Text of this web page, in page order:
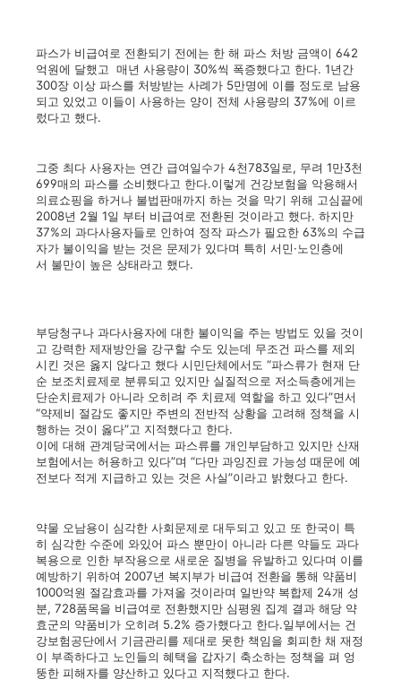
파스가 비급여로 전환되기 전에는 한 해 파스 처방 금액이 642
억원에 달했고 매년 사용량이 30%씩 폭증했다고 한다. 1년간
300장 이상 파스를 처방받는 사례가 5만명에 이를 정도로 남용
되고 있었고 이들이 사용하는 양이 전체 사용량의 37%에 이르
렀다고 했다.
그중 최다 사용자는 연간 급여일수가 4천783일로, 무려 1만3천
699매의 파스를 소비했다고 한다.이렇게 건강보험을 악용해서
의료쇼핑을 하거나 불법판매까지 하는 것을 막기 위해 고심끝에
2008년 2월 1일 부터 비급여로 전환된 것이라고 했다. 하지만
37%의 과다사용자들로 인하여 정작 파스가 필요한 63%의 수급
자가 불이익을 받는 것은 문제가 있다며 특히 서민·노인층에
서 불만이 높은 상태라고 했다.
부당청구나 과다사용자에 대한 불이익을 주는 방법도 있을 것이
고 강력한 제재방안을 강구할 수도 있는데 무조건 파스를 제외
시킨 것은 옳지 않다고 했다 시민단체에서도 “파스류가 현재 단
순 보조치료제로 분류되고 있지만 실질적으로 저소득층에게는
단순치료제가 아니라 오히려 주 치료제 역할을 하고 있다”면서
“약제비 절감도 좋지만 주변의 전반적 상황을 고려해 정책을 시
행하는 것이 옳다”고 지적했다고 한다.
이에 대해 관계당국에서는 파스류를 개인부담하고 있지만 산재
보험에서는 허용하고 있다”며 “다만 과잉진료 가능성 때문에 예
전보다 적게 지급하고 있는 것은 사실”이라고 밝혔다고 한다.
약물 오남용이 심각한 사회문제로 대두되고 있고 또 한국이 특
히 심각한 수준에 와있어 파스 뿐만이 아니라 다른 약들도 과다
복용으로 인한 부작용으로 새로운 질병을 유발하고 있다며 이를
예방하기 위하여 2007년 복지부가 비급여 전환을 통해 약품비
1000억원 절감효과를 가져올 것이라며 일반약 복합제 24개 성
분, 728품목을 비급여로 전환했지만 심평원 집계 결과 해당 약
효군의 약품비가 오히려 5.2% 증가했다고 한다.일부에서는 건
강보험공단에서 기금관리를 제대로 못한 책임을 회피한 채 재정
이 부족하다고 노인들의 혜택을 갑자기 축소하는 정책을 펴 엉
뚱한 피해자를 양산하고 있다고 지적했다고 한다.